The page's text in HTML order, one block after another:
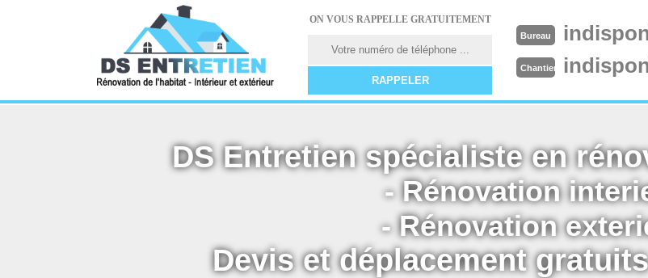
ON VOUS RAPPELLE GRATUITEMENT
Bureau
Chantier
DS Entretien spécialiste en
- Rénovation
- Rénovation
Devis et déplacement